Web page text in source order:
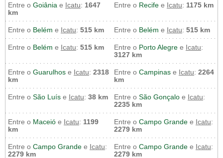
Entre o Goiânia e Icatu: 1647
km
Entre o Recife e Icatu: 1175 km
Entre o Belém e Icatu: 515 km Entre o Belém e Icatu: 515 km
Entre o Belém e Icatu: 515 km Entre o Porto Alegre e Icatu:
3127 km
Entre o Guarulhos e Icatu: 2318
km
Entre o Campinas e Icatu: 2264
km
Entre o São Luís e Icatu: 38 km Entre o São Gonçalo e Icatu:
2235 km
Entre o Maceió e Icatu: 1199
km
Entre o Campo Grande e Icatu:
2279 km
Entre o Campo Grande e Icatu:
2279 km
Entre o Campo Grande e Icatu:
2279 km